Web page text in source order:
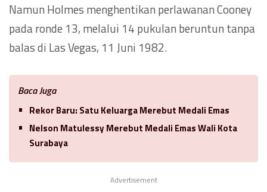
Namun Holmes menghentikan perlawanan Cooney
pada ronde 13, melalui 14 pukulan beruntun tanpa
balas di Las Vegas, 11 Juni 1982.
Baca Juga
Rekor Baru: Satu Keluarga Merebut Medali Emas
Nelson Matulessy Merebut Medali Emas Wali Kota
Surabaya
Advertisement